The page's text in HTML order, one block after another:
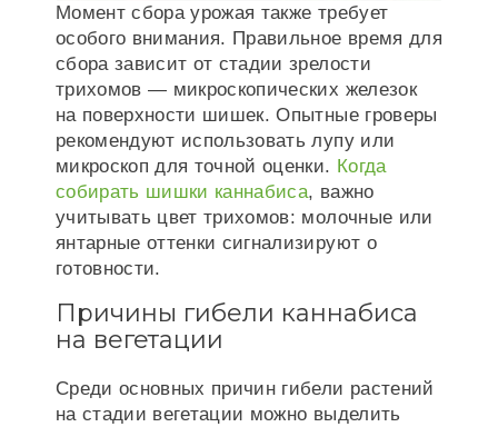
Момент сбора урожая также требует
особого внимания. Правильное время для
сбора зависит от стадии зрелости
трихомов — микроскопических железок
на поверхности шишек. Опытные гроверы
рекомендуют использовать лупу или
микроскоп для точной оценки. Когда
собирать шишки каннабиса, важно
учитывать цвет трихомов: молочные или
янтарные оттенки сигнализируют о
готовности.
Причины гибели каннабиса
на вегетации
Среди основных причин гибели растений
на стадии вегетации можно выделить